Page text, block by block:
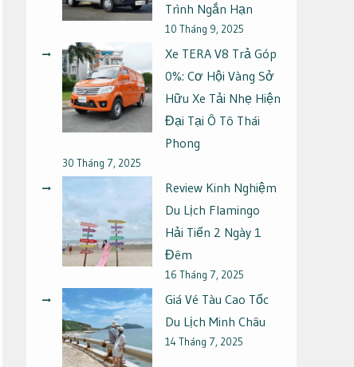
Trình Ngắn Hạn
10 Tháng 9, 2025
Xe TERA V8 Trả Góp
0%: Cơ Hội Vàng Sở
Hữu Xe Tải Nhẹ Hiện
Đại Tại Ô Tô Thái
Phong
30 Tháng 7, 2025
Review Kinh Nghiệm
Du Lịch Flamingo
Hải Tiến 2 Ngày 1
Đêm
16 Tháng 7, 2025
Giá Vé Tàu Cao Tốc
Du Lịch Minh Châu
14 Tháng 7, 2025